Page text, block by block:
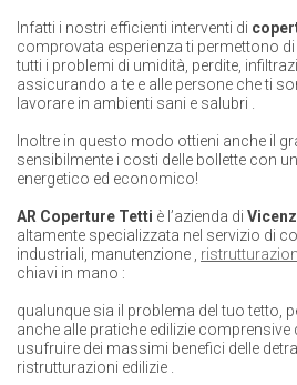
Infatti i nostri efficienti interventi di
comprovata esperienza ti permettono
tutti i problemi di umidità, perdite,
assicurando a te e alle persone che ti
lavorare in ambienti sani e salubri
Inoltre in questo modo ottieni anche il
sensibilmente i costi delle bollette con
energetico ed economico!
AR Coperture Tetti è l’azienda di
altamente specializzata nel servizio di
industriali, manutenzione
chiavi in mano :
qualunque sia il problema del tuo tetto,
anche alle pratiche edilizie comprensive
usufruire dei massimi benefici delle
ristrutturazioni edilizie